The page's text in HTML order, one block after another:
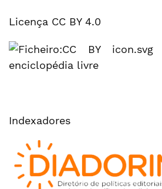
Licença CC BY 4.0
Indexadores